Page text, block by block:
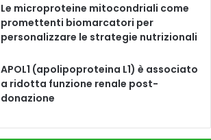
Le microproteine ​​mitocondriali come
promettenti biomarcatori per
personalizzare le strategie nutrizionali
APOL1 (apolipoproteina L1) è associato
a ridotta funzione renale post-
donazione